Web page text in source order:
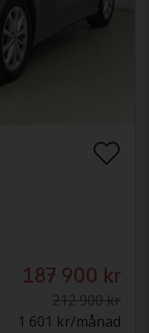
187 900 kr
212 900 kr
1 601 kr/månad